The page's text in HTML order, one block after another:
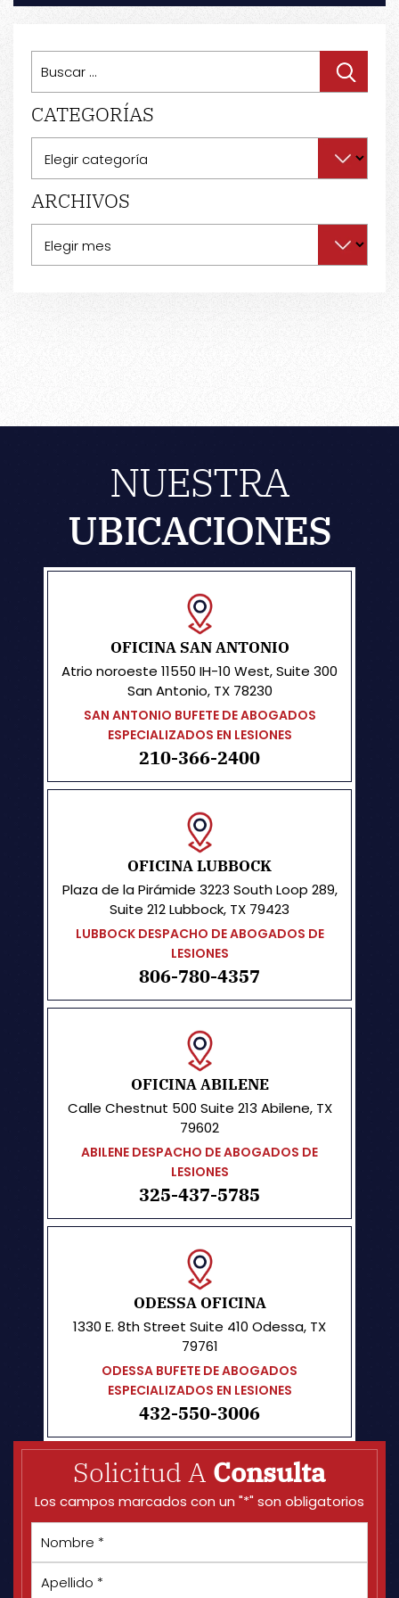
CATEGORÍAS
ARCHIVOS
NUESTRA
UBICACIONES
OFICINA SAN ANTONIO
Atrio noroeste 11550 IH-10 West, Suite 300
San Antonio, TX 78230
SAN ANTONIO BUFETE DE ABOGADOS
ESPECIALIZADOS EN LESIONES
210-366-2400
OFICINA LUBBOCK
Plaza de la Pirámide 3223 South Loop 289,
Suite 212 Lubbock, TX 79423
LUBBOCK DESPACHO DE ABOGADOS DE
LESIONES
806-780-4357
OFICINA ABILENE
Calle Chestnut 500 Suite 213 Abilene, TX
79602
ABILENE DESPACHO DE ABOGADOS DE
LESIONES
325-437-5785
ODESSA OFICINA
1330 E. 8th Street Suite 410 Odessa, TX
79761
ODESSA BUFETE DE ABOGADOS
ESPECIALIZADOS EN LESIONES
432-550-3006
Solicitud A Consulta
Los campos marcados con un "*" son obligatorios